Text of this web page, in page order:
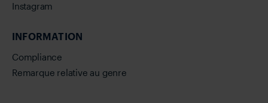
Instagram
INFORMATION
Compliance
Remarque relative au genre